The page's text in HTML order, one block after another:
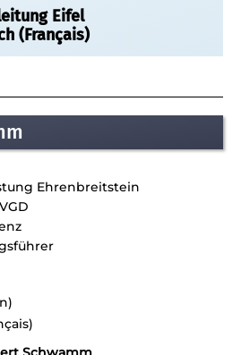
Eifel
(Français)
Ehrenbreitstein